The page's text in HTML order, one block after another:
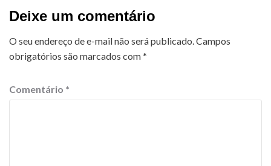
Deixe um comentário
O seu endereço de e-mail não será publicado.Campos
obrigatórios são marcados com*
Comentário *